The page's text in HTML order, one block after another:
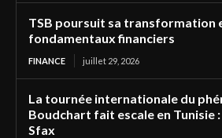
TSB poursuit sa transformation
fondamentaux financiers
FINANCE juillet 29, 2026
La tournée internationale du
Boudchart fait escale en Tunisie
Sfax